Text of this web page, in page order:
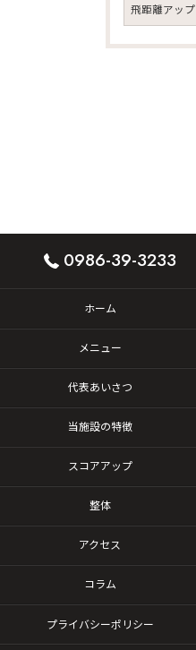
飛距離アップ
0986-39-3233
ホーム
メニュー
代表あいさつ
当施設の特徴
スコアアップ
整体
アクセス
コラム
プライバシーポリシー